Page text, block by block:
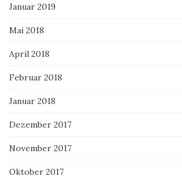
Januar 2019
Mai 2018
April 2018
Februar 2018
Januar 2018
Dezember 2017
November 2017
Oktober 2017